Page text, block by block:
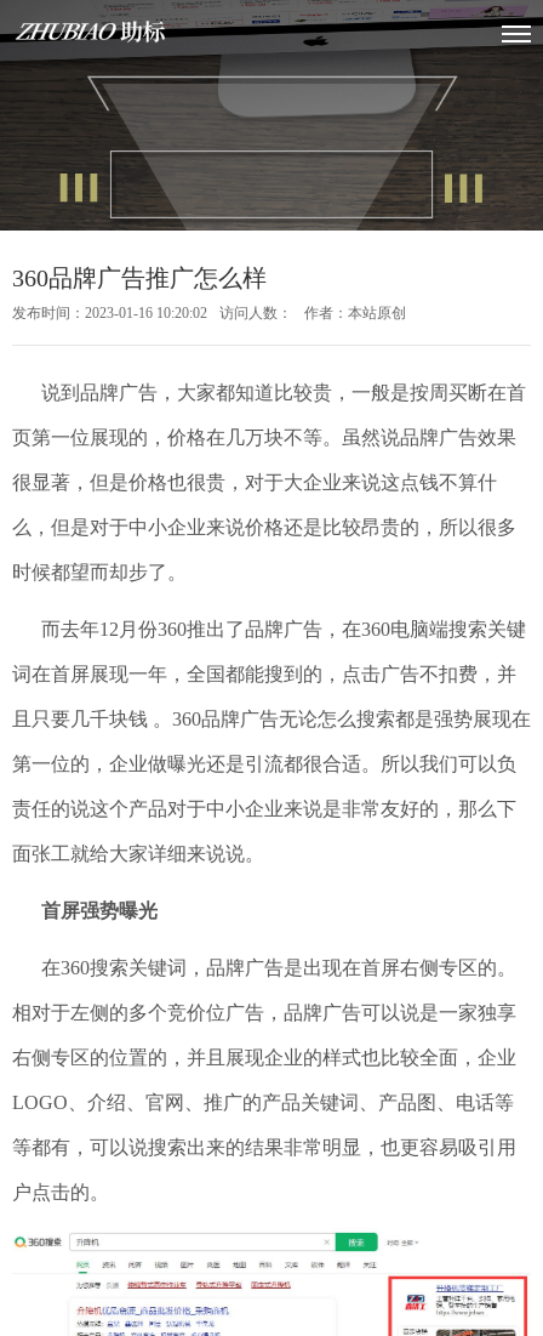
360品牌广告推广怎么样
发布时间：2023-01-16 10:20:02 访问人数： 作者：本站原创
说到品牌广告，大家都知道比较贵，一般是按周买断在首
页第一位展现的，价格在几万块不等。虽然说品牌广告效果
很显著，但是价格也很贵，对于大企业来说这点钱不算什
么，但是对于中小企业来说价格还是比较昂贵的，所以很多
时候都望而却步了。
而去年12月份360推出了品牌广告，在360电脑端搜索关键
词在首屏展现一年，全国都能搜到的，点击广告不扣费，并
且只要几千块钱 。360品牌广告无论怎么搜索都是强势展现在
第一位的，企业做曝光还是引流都很合适。所以我们可以负
责任的说这个产品对于中小企业来说是非常友好的，那么下
面张工就给大家详细来说说。
首屏强势曝光
在360搜索关键词，品牌广告是出现在首屏右侧专区的。
相对于左侧的多个竞价位广告，品牌广告可以说是一家独享
右侧专区的位置的，并且展现企业的样式也比较全面，企业
LOGO、介绍、官网、推广的产品关键词、产品图、电话等
等都有，可以说搜索出来的结果非常明显，也更容易吸引用
户点击的。